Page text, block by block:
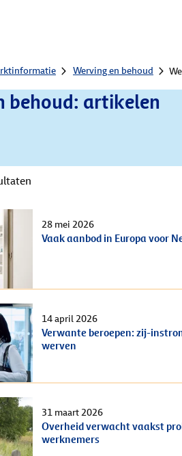
Werving en behoud
behoud: artikelen
28 mei 2026
Vaak aanbod in Europa voor
14 april 2026
Verwante beroepen: zij-
werven
31 maart 2026
Overheid verwacht vaakst
werknemers